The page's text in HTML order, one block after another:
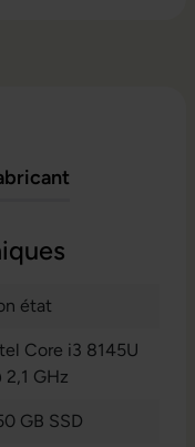
état
Core i3 8145U
2,1 GHz
GB SSD